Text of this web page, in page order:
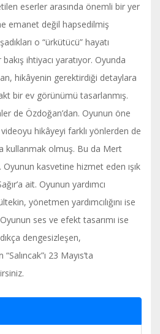
eserler arasında önemli bir yer
emanet değil hapsedilmiş
o “ürkütücü” hayatı
ihtiyacı yaratıyor. Oyunda
hikâyenin gerektirdiği detaylara
bir ev görünümü tasarlanmış.
de Özdoğan’dan. Oyunun öne
hikâyeyi farklı yönlerden de
kullanmak olmuş. Bu da Mert
kasvetine hizmet eden ışık
ait. Oyunun yardımcı
yönetmen yardımcılığını ise
ses ve efekt tasarımı ise
dengesizleşen,
23 Mayıs’ta